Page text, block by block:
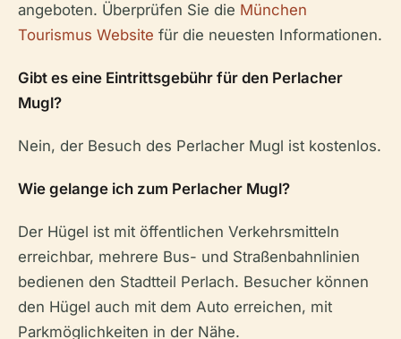
angeboten. Überprüfen Sie die München
Tourismus Website für die neuesten Informationen.
Gibt es eine Eintrittsgebühr für den Perlacher
Mugl?
Nein, der Besuch des Perlacher Mugl ist kostenlos.
Wie gelange ich zum Perlacher Mugl?
Der Hügel ist mit öffentlichen Verkehrsmitteln
erreichbar, mehrere Bus- und Straßenbahnlinien
bedienen den Stadtteil Perlach. Besucher können
den Hügel auch mit dem Auto erreichen, mit
Parkmöglichkeiten in der Nähe.